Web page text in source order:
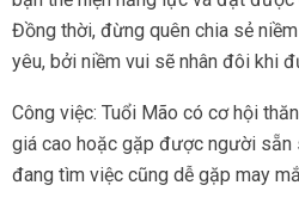
Đồng thời, đừng quên chia sẻ
yêu, bởi niềm vui sẽ nhân đôi khi
Công việc: Tuổi Mão có cơ hội
giá cao hoặc gặp được người sẵn
đang tìm việc cũng dễ gặp may